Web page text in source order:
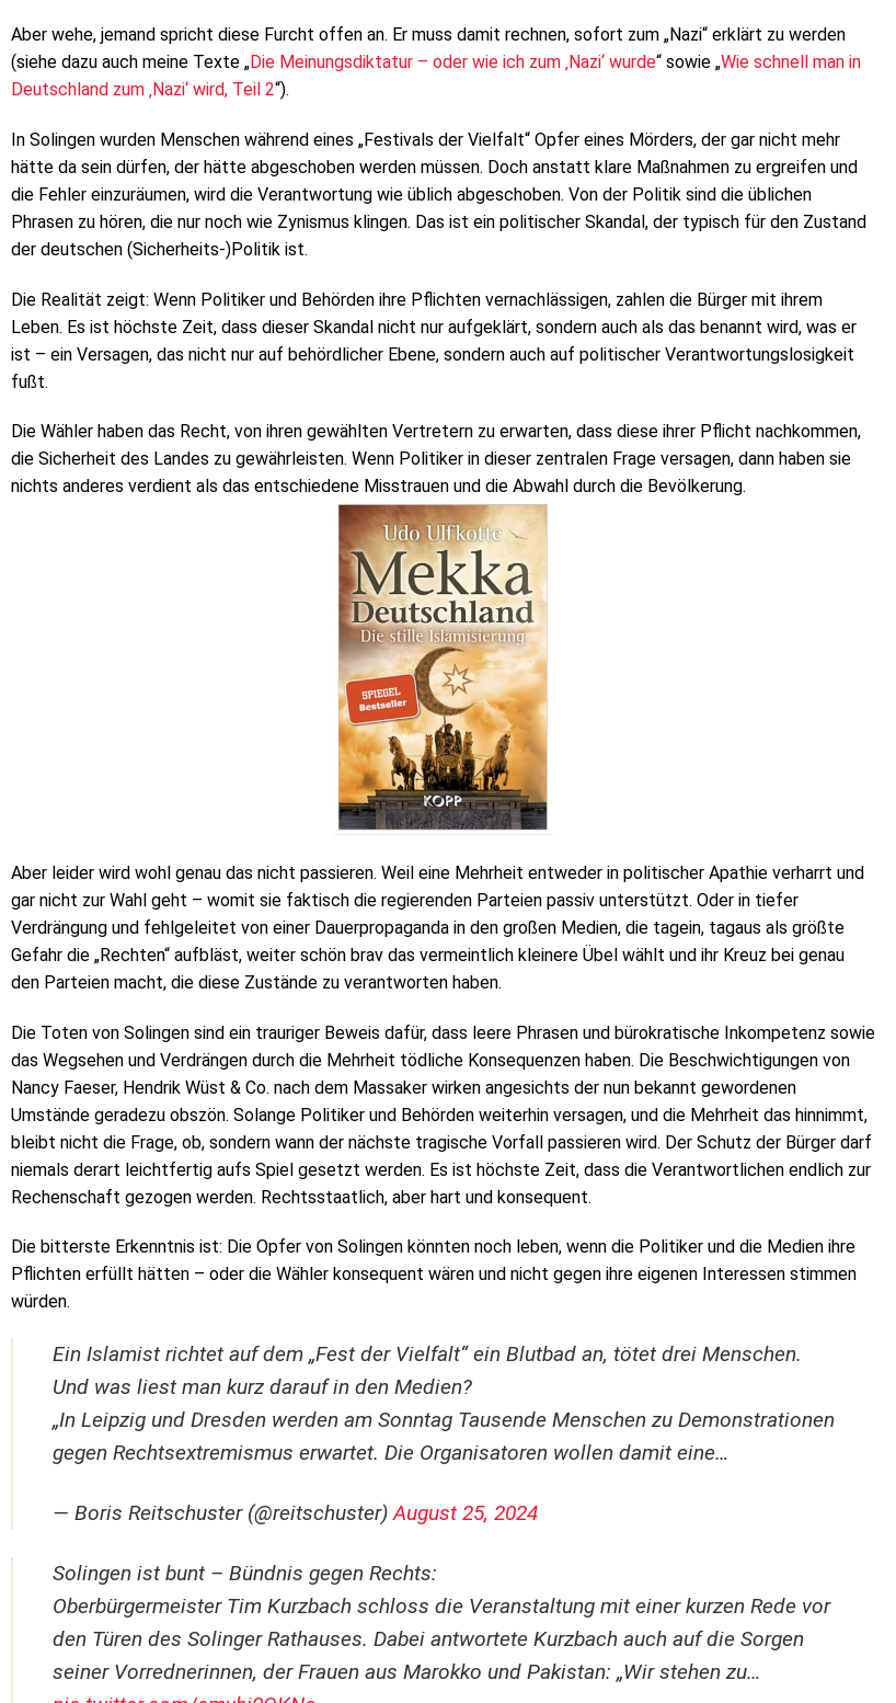
Aber wehe, jemand spricht diese Furcht offen an. Er muss damit rechnen, sofort zum „Nazi“ erklärt zu werden
(siehe dazu auch meine Texte „Die Meinungsdiktatur – oder wie ich zum ‚Nazi‘ wurde“ sowie „Wie schnell man in
Deutschland zum ‚Nazi‘ wird, Teil 2“).
In Solingen wurden Menschen während eines „Festivals der Vielfalt“ Opfer eines Mörders, der gar nicht mehr
hätte da sein dürfen, der hätte abgeschoben werden müssen. Doch anstatt klare Maßnahmen zu ergreifen und
die Fehler einzuräumen, wird die Verantwortung wie üblich abgeschoben. Von der Politik sind die üblichen
Phrasen zu hören, die nur noch wie Zynismus klingen. Das ist ein politischer Skandal, der typisch für den Zustand
der deutschen (Sicherheits-)Politik ist.
Die Realität zeigt: Wenn Politiker und Behörden ihre Pflichten vernachlässigen, zahlen die Bürger mit ihrem
Leben. Es ist höchste Zeit, dass dieser Skandal nicht nur aufgeklärt, sondern auch als das benannt wird, was er
ist – ein Versagen, das nicht nur auf behördlicher Ebene, sondern auch auf politischer Verantwortungslosigkeit
fußt.
Die Wähler haben das Recht, von ihren gewählten Vertretern zu erwarten, dass diese ihrer Pflicht nachkommen,
die Sicherheit des Landes zu gewährleisten. Wenn Politiker in dieser zentralen Frage versagen, dann haben sie
nichts anderes verdient als das entschiedene Misstrauen und die Abwahl durch die Bevölkerung.
Aber leider wird wohl genau das nicht passieren. Weil eine Mehrheit entweder in politischer Apathie verharrt und
gar nicht zur Wahl geht – womit sie faktisch die regierenden Parteien passiv unterstützt. Oder in tiefer
Verdrängung und fehlgeleitet von einer Dauerpropaganda in den großen Medien, die tagein, tagaus als größte
Gefahr die „Rechten“ aufbläst, weiter schön brav das vermeintlich kleinere Übel wählt und ihr Kreuz bei genau
den Parteien macht, die diese Zustände zu verantworten haben.
Die Toten von Solingen sind ein trauriger Beweis dafür, dass leere Phrasen und bürokratische Inkompetenz sowie
das Wegsehen und Verdrängen durch die Mehrheit tödliche Konsequenzen haben. Die Beschwichtigungen von
Nancy Faeser, Hendrik Wüst & Co. nach dem Massaker wirken angesichts der nun bekannt gewordenen
Umstände geradezu obszön. Solange Politiker und Behörden weiterhin versagen, und die Mehrheit das hinnimmt,
bleibt nicht die Frage, ob, sondern wann der nächste tragische Vorfall passieren wird. Der Schutz der Bürger darf
niemals derart leichtfertig aufs Spiel gesetzt werden. Es ist höchste Zeit, dass die Verantwortlichen endlich zur
Rechenschaft gezogen werden. Rechtsstaatlich, aber hart und konsequent.
Die bitterste Erkenntnis ist: Die Opfer von Solingen könnten noch leben, wenn die Politiker und die Medien ihre
Pflichten erfüllt hätten – oder die Wähler konsequent wären und nicht gegen ihre eigenen Interessen stimmen
würden.
Ein Islamist richtet auf dem „Fest der Vielfalt“ ein Blutbad an, tötet drei Menschen.
Und was liest man kurz darauf in den Medien?
„In Leipzig und Dresden werden am Sonntag Tausende Menschen zu Demonstrationen
gegen Rechtsextremismus erwartet. Die Organisatoren wollen damit eine…
— Boris Reitschuster (@reitschuster)August 25, 2024
Solingen ist bunt – Bündnis gegen Rechts:
Oberbürgermeister Tim Kurzbach schloss die Veranstaltung mit einer kurzen Rede vor
den Türen des Solinger Rathauses. Dabei antwortete Kurzbach auch auf die Sorgen
seiner Vorrednerinnen, der Frauen aus Marokko und Pakistan: „Wir stehen zu…